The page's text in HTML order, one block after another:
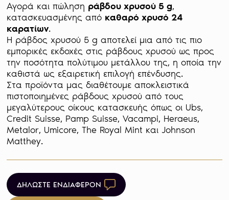
Αγορά και πώληση ράβδου χρυσού 5 g,
κατασκευασμένης από καθαρό χρυσό 24
καρατίων.
Η ράβδος χρυσού 5 g αποτελεί μια από τις πιο
εμπορικές εκδοχές στις ράβδους χρυσού ως προς
την ποσότητα πολύτιμου μετάλλου της, η οποία την
καθιστά ως εξαιρετική επιλογή επένδυσης.
Στα προϊόντα μας διαθέτουμε αποκλειστικά
πιστοποιημένες ράβδους χρυσού από τους
μεγαλύτερους οίκους κατασκευής όπως οι Ubs,
Credit Suisse, Pamp Suisse, Vacampi, Heraeus,
Metalor, Umicore, The Royal Mint και Johnson
ΔΗΛΩΣΤΕ ΕΝΔΙΑΦΕΡΟΝ